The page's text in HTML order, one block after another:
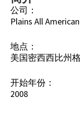
公司：
Plains All
地点：
美国密西西比州
开始年份：
2008